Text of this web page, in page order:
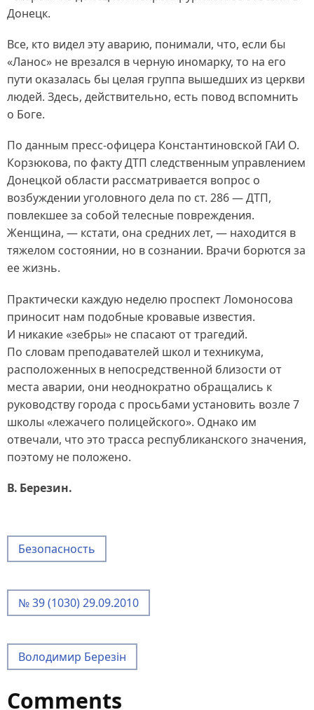
Донецк.
Все, кто видел эту аварию, понимали, что, если бы
«Ланос» не врезался в черную иномарку, то на его
пути оказалась бы целая группа вышедших из церкви
людей. Здесь, действительно, есть повод вспомнить
о Боге.
По данным пресс-офицера Константиновской ГАИ О.
Корзюкова, по факту ДТП следственным управлением
Донецкой области рассматривается вопрос о
возбуждении уголовного дела по ст. 286 — ДТП,
повлекшее за собой телесные повреждения.
Женщина, — кстати, она средних лет, — находится в
тяжелом состоянии, но в сознании. Врачи борются за
ее жизнь.
Практически каждую неделю проспект Ломоносова
приносит нам подобные кровавые известия.
И никакие «зебры» не спасают от трагедий.
По словам преподавателей школ и техникума,
расположенных в непосредственной близости от
места аварии, они неоднократно обращались к
руководству города с просьбами установить возле 7
школы «лежачего полицейского». Однако им
отвечали, что это трасса республиканского значения,
поэтому не положено.
В. Березин.
Безопасность
№ 39 (1030) 29.09.2010
Володимир Березін
Comments